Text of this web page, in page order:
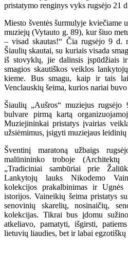
pristatymo renginys vyks rugsėjo 21
Miesto šventės šurmulyje kviečiame
muziejų (Vytauto g. 89), kur šiuo
– visad skautas!“ Čia rugsėjo 9
Šiaulių skautai, su kuriais visada
iš stovyklų, jie dalinsis įspūdžiais
smagios skautiškos veiklos
kieme. Bus smagu, kaip ir tais
Venclauskių šeima, kurios nariai
Šiaulių „Aušros“ muziejus
bulvare pirmą kartą
Muziejininkai pristatys įvairias
užsiėmimus, įsigyti muziejaus
Šventinį maratoną užbaigs
malūnininko troboje
„Tradiciniai sambūriai prie
Lankytojų lauks Nikodemo
kolekcijos prakalbinimas ir Ugnės
istorijos. Vaineikių šeima pristatys
senovinių skarelių, nosinaičių,
kolekcijas. Tikrai bus įdomu
atkeliavo, pamatyti, išgirsti,
lietuvių liaudies, bet ir labai egzotiškų